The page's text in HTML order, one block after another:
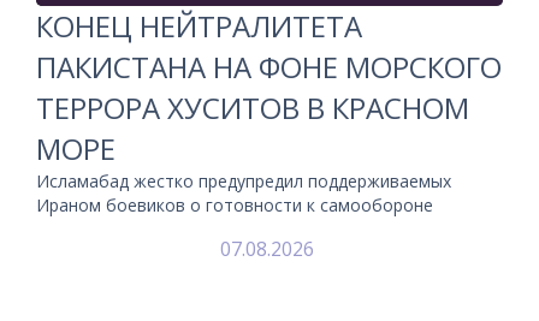
КОНЕЦ НЕЙТРАЛИТЕТА
ПАКИСТАНА НА ФОНЕ МОРСКОГО
ТЕРРОРА ХУСИТОВ В КРАСНОМ
МОРЕ
Исламабад жестко предупредил поддерживаемых
Ираном боевиков о готовности к самообороне
07.08.2026